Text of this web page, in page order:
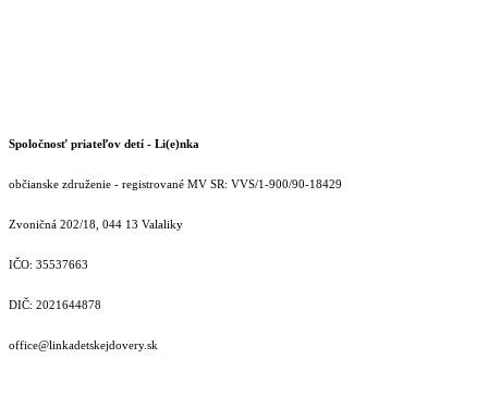
Spoločnosť priateľov detí - Li(e)nka
občianske združenie - registrované MV SR: VVS/1-900/90-18429
Zvoničná 202/18, 044 13 Valaliky
IČO: 35537663
DIČ: 2021644878
office@linkadetskejdovery.sk